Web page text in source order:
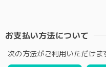
お支払い方法について
次の方法がご利用いただけま